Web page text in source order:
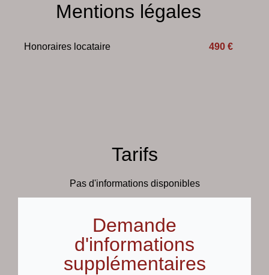
Mentions légales
Honoraires locataire 490 €
Tarifs
Pas d'informations disponibles
Demande
d'informations
supplémentaires